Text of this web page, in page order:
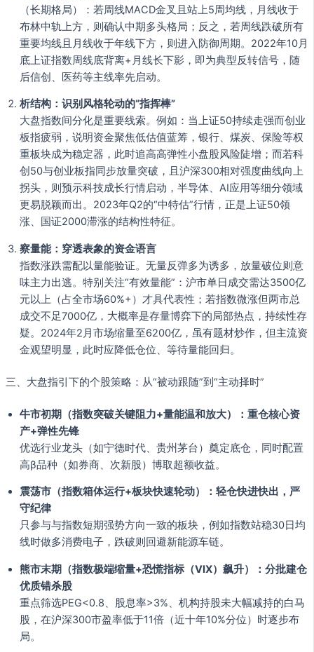
（长期格局）：若周线MACD金叉且站上5周均线，月线收于
布林中轨上方，则确认中期多头格局；反之，若周线跌破所有
重要均线且月线收于年线下方，则进入防御周期。2022年10月
底上证指数周线底背离+月线长下影，即为典型反转信号，随
后信创、医药等主线率先启动。
析结构：识别风格轮动的“指挥棒”
大盘指数间分化是重要线索。例如：当上证50持续走强而创业
板指疲弱，说明资金聚焦低估值蓝筹，银行、煤炭、保险等权
重板块成为稳定器，此时追高高弹性小盘股风险陡增；而若科
创50与创业板指同步放量突破，且沪深300相对强度曲线向上
拐头，则预示科技成长行情启动，半导体、AI应用等细分领域
更易脱颖而出。2023年Q2的“中特估”行情，正是上证50领
涨、国证2000滞涨的结构性特征。
察量能：穿透表象的资金语言
指数涨跌需配以量能验证。无量反弹多为诱多，放量破位则意
味主力出逃。特别关注“有效量能”：沪市单日成交需达3500亿
元以上（占全市场60%+）才具代表性；若指数微涨但两市总
成交不足7000亿，大概率是存量博弈下的局部热点，持续性存
疑。2024年2月市场缩量至6200亿，虽有题材炒作，但主流资
金观望明显，此时应降低仓位、等待量能回归。
三、大盘指引下的个股策略：从“被动跟随”到“主动择时”
牛市初期（指数突破关键阻力+量能温和放大）：重仓核心资
产+弹性先锋
优选行业龙头（如宁德时代、贵州茅台）奠定底仓，同时配置
高β品种（如券商、次新股）博取超额收益。
震荡市（指数箱体运行+板块快速轮动）：轻仓快进快出，严
守纪律
只参与与指数短期强势方向一致的板块，例如指数站稳30日均
线时做多消费电子，跌破则回避新能源车链。
熊市末期（指数极端缩量+恐慌指标（VIX）飙升）：分批建仓
优质错杀股
重点筛选PEG<0.8、股息率>3%、机构持股未大幅减持的白马
股，在沪深300市盈率低于11倍（近十年10%分位）时逐步布
局。